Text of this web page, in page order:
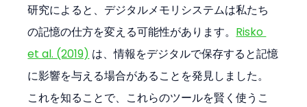
研究によると、デジタルメモリシステムは私たち
の記憶の仕方を変える可能性があります。 Risko
et al. (2019) は、情報をデジタルで保存すると記憶
に影響を与える場合があることを発見しました。
これを知ることで、これらのツールを賢く使うこ